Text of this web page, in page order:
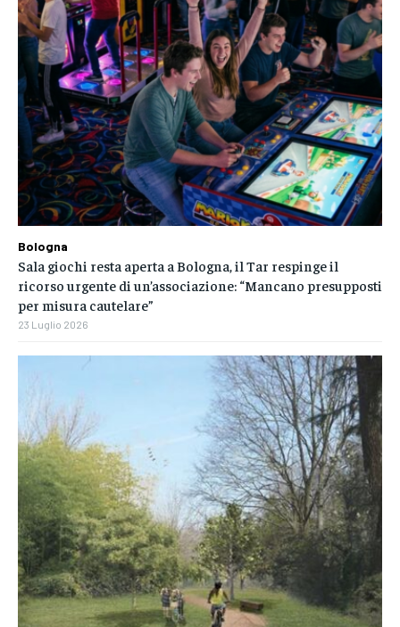
Bologna
Sala giochi resta aperta a Bologna, il Tar respinge il
ricorso urgente di un’associazione: “Mancano presupposti
per misura cautelare”
23 Luglio 2026